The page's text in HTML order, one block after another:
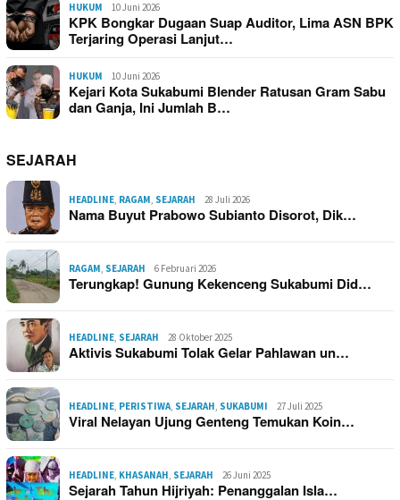
HUKUM 10 Juni 2026
KPK Bongkar Dugaan Suap Auditor, Lima ASN BPK
Terjaring Operasi Lanjut…
HUKUM 10 Juni 2026
Kejari Kota Sukabumi Blender Ratusan Gram Sabu
dan Ganja, Ini Jumlah B…
SEJARAH
HEADLINE, RAGAM, SEJARAH 28 Juli 2026
Nama Buyut Prabowo Subianto Disorot, Dik…
RAGAM, SEJARAH 6 Februari 2026
Terungkap! Gunung Kekenceng Sukabumi Did…
HEADLINE, SEJARAH 28 Oktober 2025
Aktivis Sukabumi Tolak Gelar Pahlawan un…
HEADLINE, PERISTIWA, SEJARAH, SUKABUMI 27 Juli 2025
Viral Nelayan Ujung Genteng Temukan Koin…
HEADLINE, KHASANAH, SEJARAH 26 Juni 2025
Sejarah Tahun Hijriyah: Penanggalan Isla…